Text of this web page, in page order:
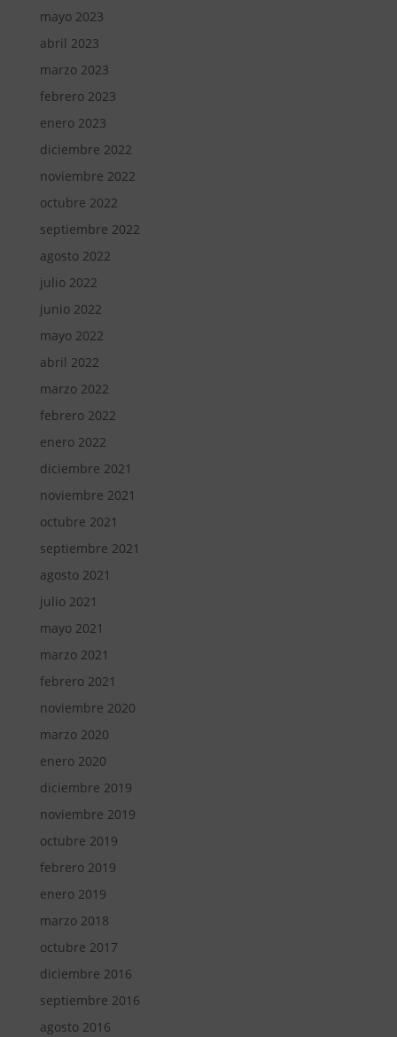
mayo 2023
abril 2023
marzo 2023
febrero 2023
enero 2023
diciembre 2022
noviembre 2022
octubre 2022
septiembre 2022
agosto 2022
julio 2022
junio 2022
mayo 2022
abril 2022
marzo 2022
febrero 2022
enero 2022
diciembre 2021
noviembre 2021
octubre 2021
septiembre 2021
agosto 2021
julio 2021
mayo 2021
marzo 2021
febrero 2021
noviembre 2020
marzo 2020
enero 2020
diciembre 2019
noviembre 2019
octubre 2019
febrero 2019
enero 2019
marzo 2018
octubre 2017
diciembre 2016
septiembre 2016
agosto 2016